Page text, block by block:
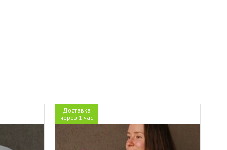
Доставка
через 1 час